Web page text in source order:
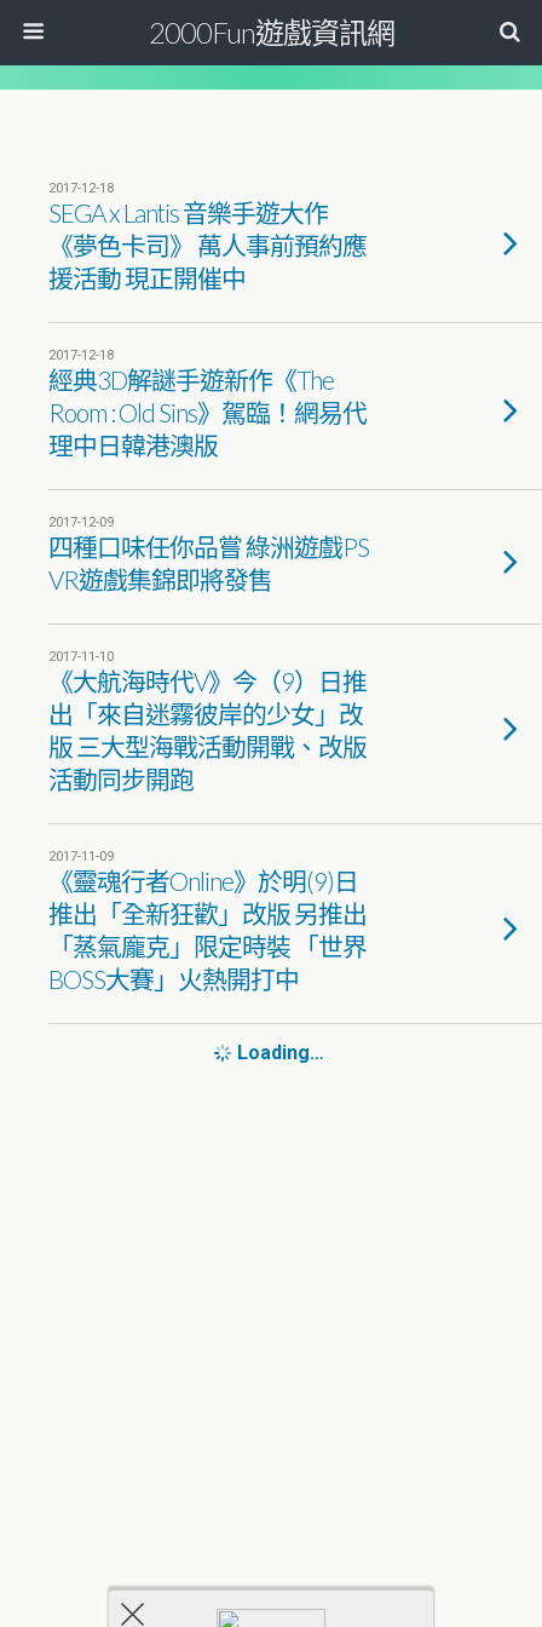
2000Fun遊戲資訊網
2017-12-18
SEGA x Lantis 音樂手遊大作
《夢色卡司》 萬人事前預約應
援活動 現正開催中
2017-12-18
經典3D解謎手遊新作《The
Room : Old Sins》駕臨！網易代
理中日韓港澳版
2017-12-09
四種口味任你品嘗 綠洲遊戲PS
VR遊戲集錦即將發售
2017-11-10
《大航海時代V》今（9）日推
出「來自迷霧彼岸的少女」改
版 三大型海戰活動開戰、改版
活動同步開跑
2017-11-09
《靈魂行者Online》於明(9)日
推出「全新狂歡」改版 另推出
「蒸氣龐克」限定時裝 「世界
BOSS大賽」火熱開打中
Loading…